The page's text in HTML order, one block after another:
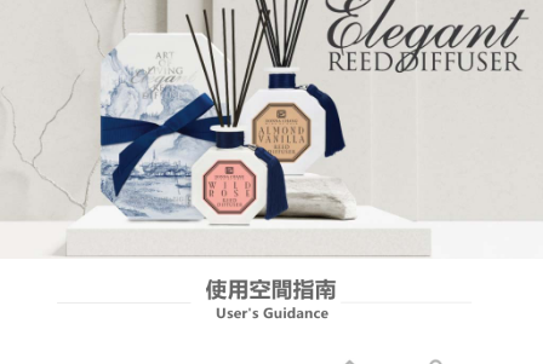
【注意事項】
１．透過由恩沛科技股份有限公司提供之「AFTEE先享後付」服務完成之交
易，需依本服務之必要範圍內提供個人資料，並將交易相關給付款項請求債
權轉讓予恩沛科技股份有限公司。
２．關於個人資料處理事宜，請瀏覽以下網址：
https://aftee.tw/terms/#terms3
３．未成年的使用者請事先徵得法定代理人或監護人之同意方可使用
「AFTEE先享後付」，若未經同意申辦者引起之損失，本公司不負相關責
任。
４．使用「AFTEE先享後付」時，將依據個別帳號之用戶狀況，依本公司即
時審查核予不同之上限額度；若仍有額度不足之情形，本公司將視審查結果
請求用戶進行身份認證。
５．嚴禁一人註冊多個帳號或使用他人資訊註冊。若發現惡意使用之情形，
恩沛科技股份有限公司將有權停止該用戶之使用額度並採取法律行動。